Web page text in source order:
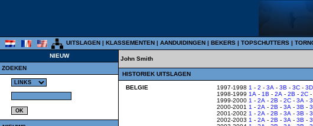
UITSLAGEN | KLASSEMENTEN | AANDUIDINGEN | BEKERS | TOPSCHUTTERS |
NIEUW
ZOEKEN
John Smith
HISTORIEK UITSLAGEN
BELGIE 1997-1998 1 - 2 - 3A - 3B - 3C - 3D
1998-1999 1A - 1B - 2A - 2B - 2C -
1999-2000 1 - 2A - 2B - 2C - 3A -
2000-2001 1 - 2A - 2B - 3A - 3B -
2001-2002 1 - 2A - 2B - 3A - 3B -
2002-2003 1 - 2A - 2B - 3A - 3B -